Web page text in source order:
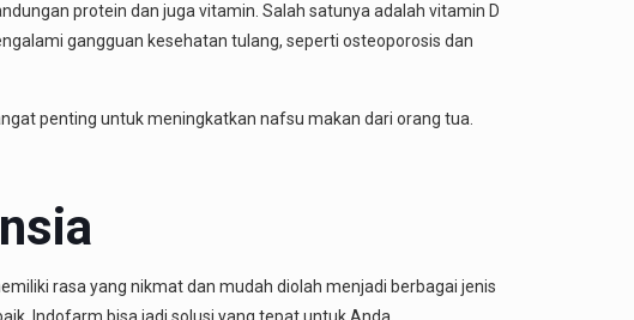
protein dan juga vitamin. Salah satunya adalah vitamin D
gangguan kesehatan tulang, seperti osteoporosis dan
penting untuk meningkatkan nafsu makan dari orang tua.
rasa yang nikmat dan mudah diolah menjadi berbagai jenis